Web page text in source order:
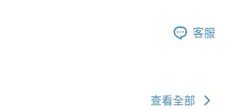
客服
查看全部